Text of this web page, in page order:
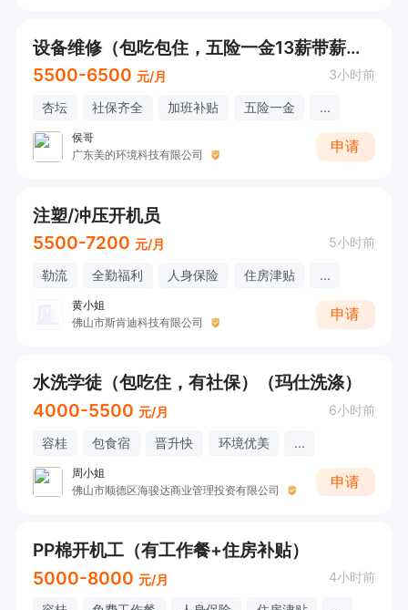
设备维修（包吃包住，五险一金13薪带薪年假）
5500-6500 元/月 3小时前
杏坛 社保齐全 加班补贴 五险一金 ...
侯哥
广东美的环境科技有限公司
申请
注塑/冲压开机员
5500-7200 元/月 5小时前
勒流 全勤福利 人身保险 住房津贴 ...
黄小姐
佛山市斯肯迪科技有限公司
申请
水洗学徒（包吃住，有社保）（玛仕洗涤）
4000-5500 元/月 6小时前
容桂 包食宿 晋升快 环境优美 ...
周小姐
佛山市顺德区海骏达商业管理投资有限公司
申请
PP棉开机工（有工作餐+住房补贴）
5000-8000 元/月 4小时前